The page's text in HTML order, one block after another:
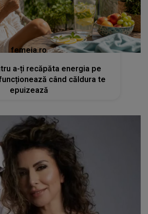
femeia.ro
a-ți recăpăta energia pe
când căldura te
epuizează